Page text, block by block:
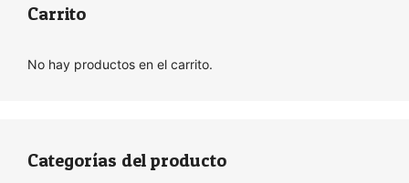
Carrito
No hay productos en el carrito.
Categorías del producto